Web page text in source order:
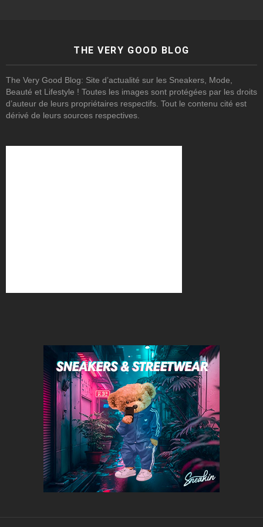
THE VERY GOOD BLOG
The Very Good Blog: Site d’actualité sur les Sneakers, Mode,
Beauté et Lifestyle ! Toutes les images sont protégées par les droits
d’auteur de leurs propriétaires respectifs. Tout le contenu cité est
dérivé de leurs sources respectives.